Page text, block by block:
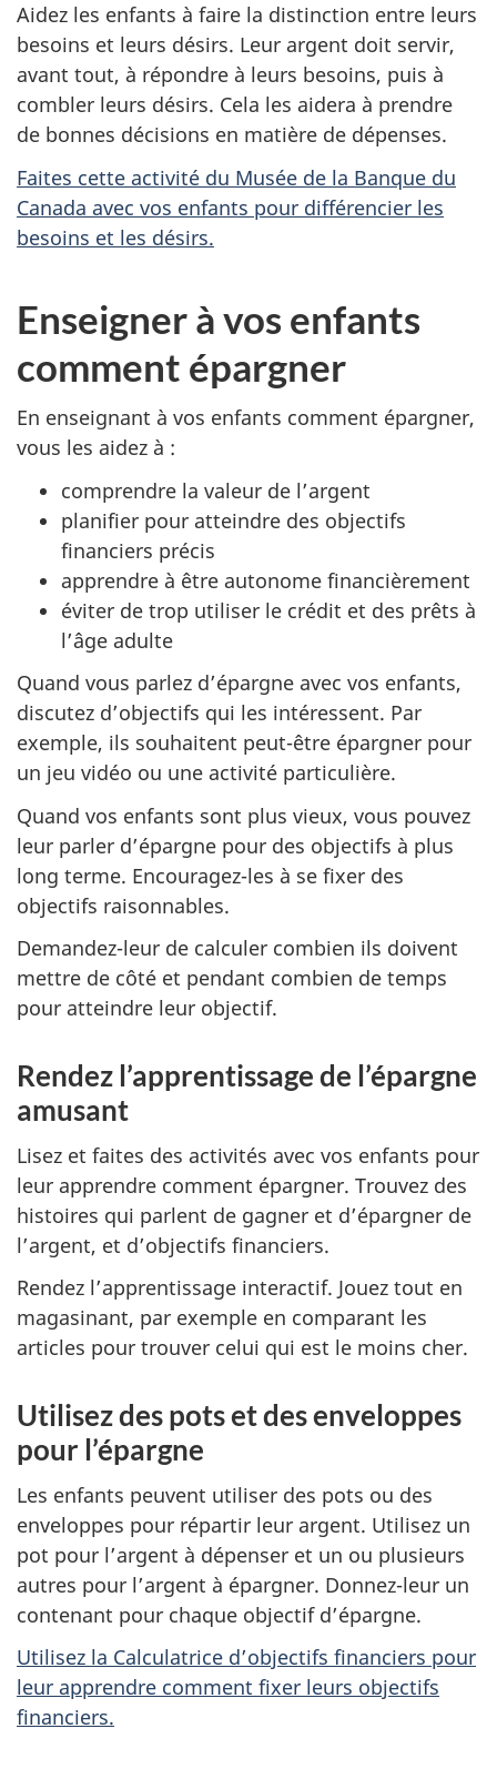
Aidez les enfants à faire la distinction entre leurs
besoins et leurs désirs. Leur argent doit servir,
avant tout, à répondre à leurs besoins, puis à
combler leurs désirs. Cela les aidera à prendre
de bonnes décisions en matière de dépenses.
Faites cette activité du Musée de la Banque du
Canada avec vos enfants pour différencier les
besoins et les désirs.
Enseigner à vos enfants
comment épargner
En enseignant à vos enfants comment épargner,
vous les aidez à :
comprendre la valeur de l’argent
planifier pour atteindre des objectifs
financiers précis
apprendre à être autonome financièrement
éviter de trop utiliser le crédit et des prêts à
l’âge adulte
Quand vous parlez d’épargne avec vos enfants,
discutez d’objectifs qui les intéressent. Par
exemple, ils souhaitent peut-être épargner pour
un jeu vidéo ou une activité particulière.
Quand vos enfants sont plus vieux, vous pouvez
leur parler d’épargne pour des objectifs à plus
long terme. Encouragez-les à se fixer des
objectifs raisonnables.
Demandez-leur de calculer combien ils doivent
mettre de côté et pendant combien de temps
pour atteindre leur objectif.
Rendez l’apprentissage de l’épargne
amusant
Lisez et faites des activités avec vos enfants pour
leur apprendre comment épargner. Trouvez des
histoires qui parlent de gagner et d’épargner de
l’argent, et d’objectifs financiers.
Rendez l’apprentissage interactif. Jouez tout en
magasinant, par exemple en comparant les
articles pour trouver celui qui est le moins cher.
Utilisez des pots et des enveloppes
pour l’épargne
Les enfants peuvent utiliser des pots ou des
enveloppes pour répartir leur argent. Utilisez un
pot pour l’argent à dépenser et un ou plusieurs
autres pour l’argent à épargner. Donnez-leur un
contenant pour chaque objectif d’épargne.
Utilisez la Calculatrice d’objectifs financiers pour
leur apprendre comment fixer leurs objectifs
financiers.